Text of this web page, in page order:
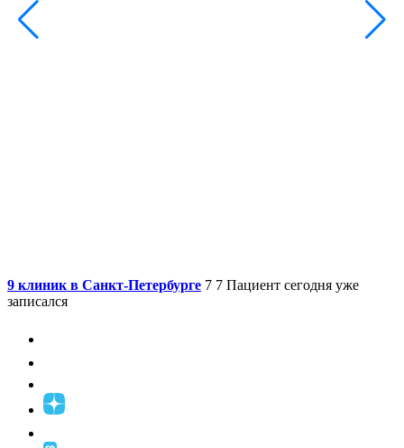
9 клиник в Санкт-Петербурге 7 7 Пациент сегодня уже
записался